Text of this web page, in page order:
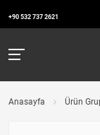
+90 532 737 2621
Anasayfa Ürün